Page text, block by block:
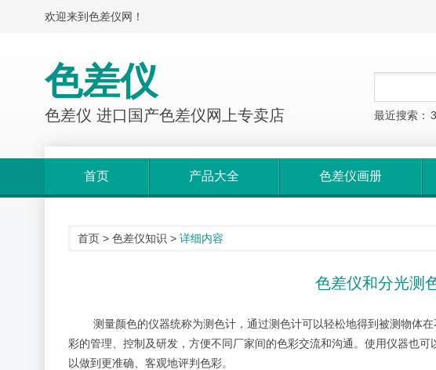
欢迎来到色差仪网！
色差仪
色差仪 进口国产色差仪网上专卖店 最近搜索：
首页 产品大全 色差仪画册
首页 > 色差仪知识 > 详细内容
色差仪和分光测
测量颜色的仪器统称为测色计，通过测色计可以轻松地得到被测物体
彩的管理、控制及研发，方便不同厂家间的色彩交流和沟通。使用仪器也
以做到更准确、客观地评判色彩。